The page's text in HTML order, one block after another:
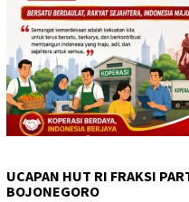
UCAPAN HUT RI FRAKSI
BOJONEGORO